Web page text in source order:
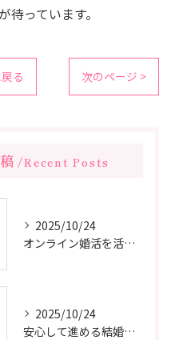
っています。
る 次のページ >
Recent Posts
2025/10/24
オンライン婚活を活用した短期間成婚の秘訣
2025/10/24
安心して進める結婚相談所の利用法